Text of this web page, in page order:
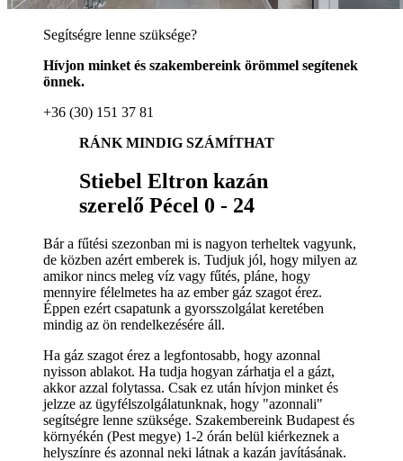
Segítségre lenne szüksége?
Hívjon minket és szakembereink örömmel segítenek
önnek.
+36 (30) 151 37 81
RÁNK MINDIG SZÁMÍTHAT
Stiebel Eltron kazán
szerelő Pécel 0 - 24
Bár a fűtési szezonban mi is nagyon terheltek vagyunk,
de közben azért emberek is. Tudjuk jól, hogy milyen az
amikor nincs meleg víz vagy fűtés, pláne, hogy
mennyire félelmetes ha az ember gáz szagot érez.
Éppen ezért csapatunk a gyorsszolgálat keretében
mindig az ön rendelkezésére áll.
Ha gáz szagot érez a legfontosabb, hogy azonnal
nyisson ablakot. Ha tudja hogyan zárhatja el a gázt,
akkor azzal folytassa. Csak ez után hívjon minket és
jelzze az ügyfélszolgálatunknak, hogy "azonnali"
segítségre lenne szüksége. Szakembereink Budapest és
környékén (Pest megye) 1-2 órán belül kiérkeznek a
helyszínre és azonnal neki látnak a kazán javításának.